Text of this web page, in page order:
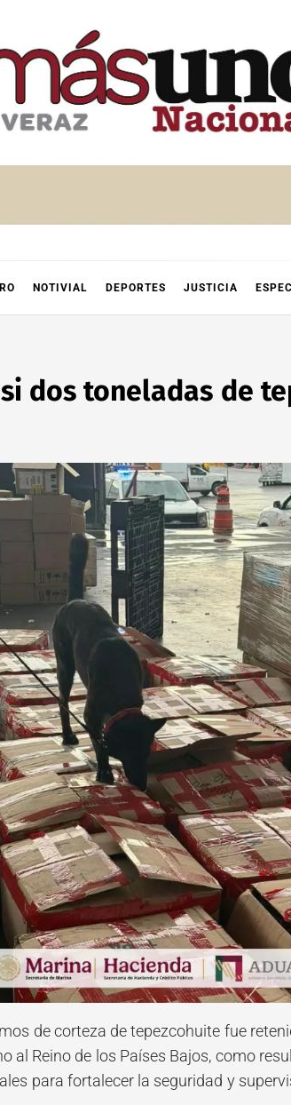
NOTIVIAL DEPORTES JUSTICIA
dos toneladas de
de corteza de tepezcohuite fue
al Reino de los Países Bajos, como
para fortalecer la seguridad y